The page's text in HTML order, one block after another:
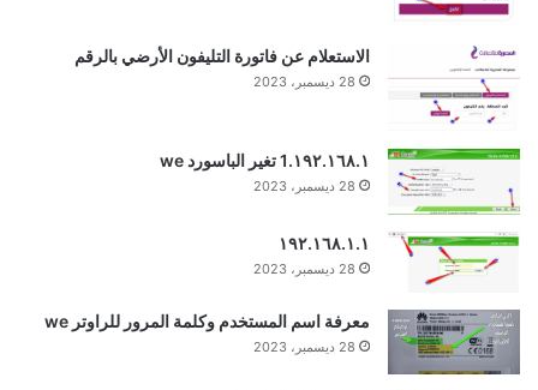
الاستعلام عن فاتورة التليفون الأرضي بالرقم
28 ديسمبر، 2023
١٩٢.١٦٨.١.1 تغير الباسورد we
28 ديسمبر، 2023
١٩٢.١٦٨.١.١
28 ديسمبر، 2023
معرفة اسم المستخدم وكلمة المرور للراوتر we
28 ديسمبر، 2023